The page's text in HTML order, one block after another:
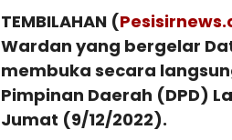
TEMBILAHAN (
Wardan yang bergelar
membuka secara
Pimpinan Daerah (DPD)
Jumat (9/12/2022).